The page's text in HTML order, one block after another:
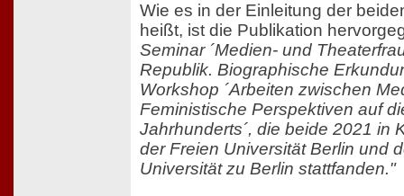
Wie es in der Einleitung der
heißt, ist die Publikation
Seminar ´Medien- und
Republik. Biographische
Workshop ´Arbeiten zwischen
Feministische Perspektiven auf
Jahrhunderts´, die beide 2021 in
der Freien Universität Berlin und
Universität zu Berlin stattfanden."